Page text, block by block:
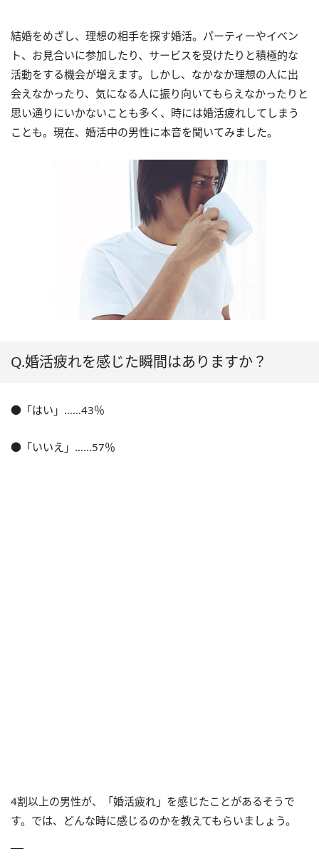
結婚をめざし、理想の相手を探す婚活。パーティーやイベン
ト、お見合いに参加したり、サービスを受けたりと積極的な
活動をする機会が増えます。しかし、なかなか理想の人に出
会えなかったり、気になる人に振り向いてもらえなかったりと
思い通りにいかないことも多く、時には婚活疲れしてしまう
ことも。現在、婚活中の男性に本音を聞いてみました。
Q.婚活疲れを感じた瞬間はありますか？
●「はい」……43％
●「いいえ」……57％
4割以上の男性が、「婚活疲れ」を感じたことがあるそうで
す。では、どんな時に感じるのかを教えてもらいましょう。